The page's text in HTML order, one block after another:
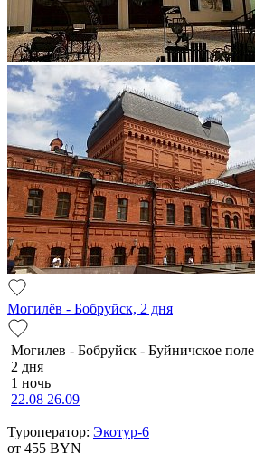
Могилёв - Бобруйск, 2 дня
Мо­ги­лев - Бобруйск - Буй­нич­ское по­ле
2 дня
1 ночь
22.08 26.09
Туроператор: Экотур-6
от 455 BYN